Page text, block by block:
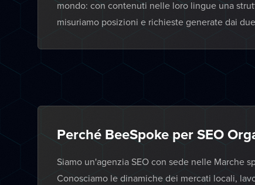
mondo: con contenuti nelle loro lingue una
misuriamo posizioni e richieste generate dai
Perché BeeSpoke per SEO
Siamo un'agenzia SEO con sede nelle Marche
Conosciamo le dinamiche dei mercati locali,